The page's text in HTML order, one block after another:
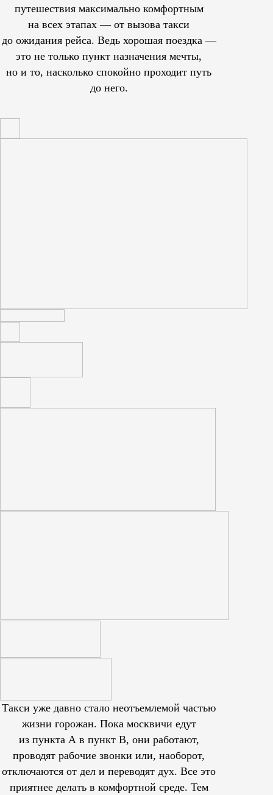
путешествия максимально комфортным
на всех этапах — от вызова такси
до ожидания рейса. Ведь хорошая поездка —
это не только пункт назначения мечты,
но и то, насколько спокойно проходит путь
до него.
Такси уже давно стало неотъемлемой частью
жизни горожан. Пока москвичи едут
из пункта А в пункт В, они работают,
проводят рабочие звонки или, наоборот,
отключаются от дел и переводят дух. Все это
приятнее делать в комфортной среде. Тем